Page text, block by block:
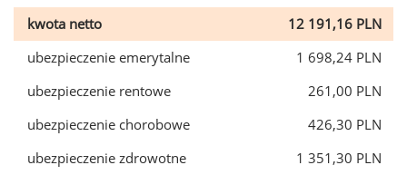
kwota netto
12 191,16 PLN
ubezpieczenie emerytalne
1 698,24 PLN
ubezpieczenie rentowe
261,00 PLN
ubezpieczenie chorobowe
426,30 PLN
ubezpieczenie zdrowotne
1 351,30 PLN